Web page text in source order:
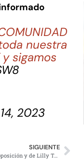
nuestra
sigamos
2023
SIGUIENTE
Así fue como AMLO se pitorreo de la oposición y de Lilly Téllez